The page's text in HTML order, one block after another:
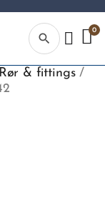
search
Rør & fittings